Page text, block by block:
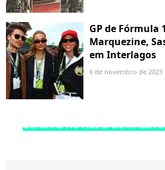
GP de Fórmula
Marquezine,
em Interlagos
6 de novembro de 2023
ÚLTIMAS NOTÍCIAS DE MAISA